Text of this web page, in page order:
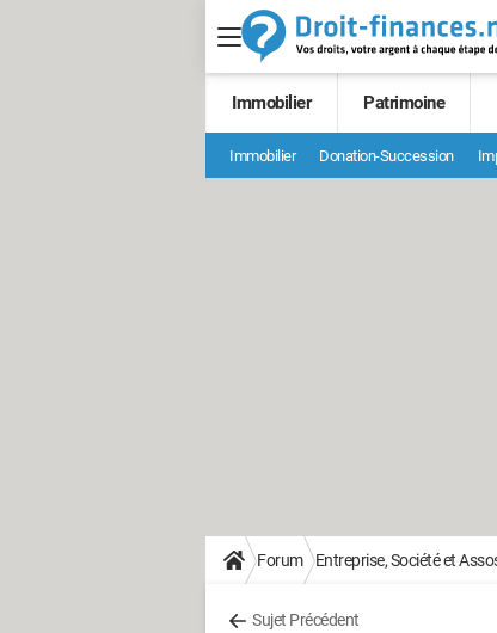
Immobilier Patrimoine
Immobilier Donation-Succession
Forum Entreprise, Société et
Sujet Précédent